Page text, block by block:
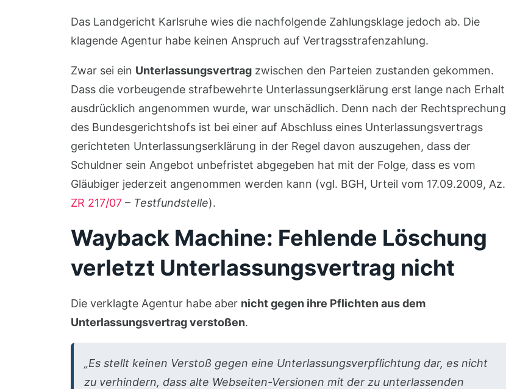
Das Landgericht Karlsruhe wies die nachfolgende Zahlungsklage jedoch ab. Die
klagende Agentur habe keinen Anspruch auf Vertragsstrafenzahlung.
Zwar sei ein Unterlassungsvertragzwischen den Parteien zustanden gekommen.
Dass die vorbeugende strafbewehrte Unterlassungserklärung erst lange nach Erhalt
ausdrücklich angenommen wurde, war unschädlich. Denn nach der Rechtsprechung
des Bundesgerichtshofs ist bei einer auf Abschluss eines Unterlassungsvertrags
gerichteten Unterlassungserklärung in der Regel davon auszugehen, dass der
Schuldner sein Angebot unbefristet abgegeben hat mit der Folge, dass es vom
Gläubiger jederzeit angenommen werden kann (vgl. BGH, Urteil vom 17.09.2009, Az.
ZR 217/07– Testfundstelle).
Wayback Machine: Fehlende Löschung
verletzt Unterlassungsvertrag nicht
Die verklagte Agentur habe aber nicht gegen ihre Pflichten aus dem
Unterlassungsvertrag verstoßen.
„Es stellt keinen Verstoß gegen eine Unterlassungsverpflichtung dar, es nicht
zu verhindern, dass alte Webseiten-Versionen mit der zu unterlassenden